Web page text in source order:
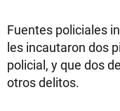
Fuentes policiales
les incautaron dos
policial, y que dos
otros delitos.